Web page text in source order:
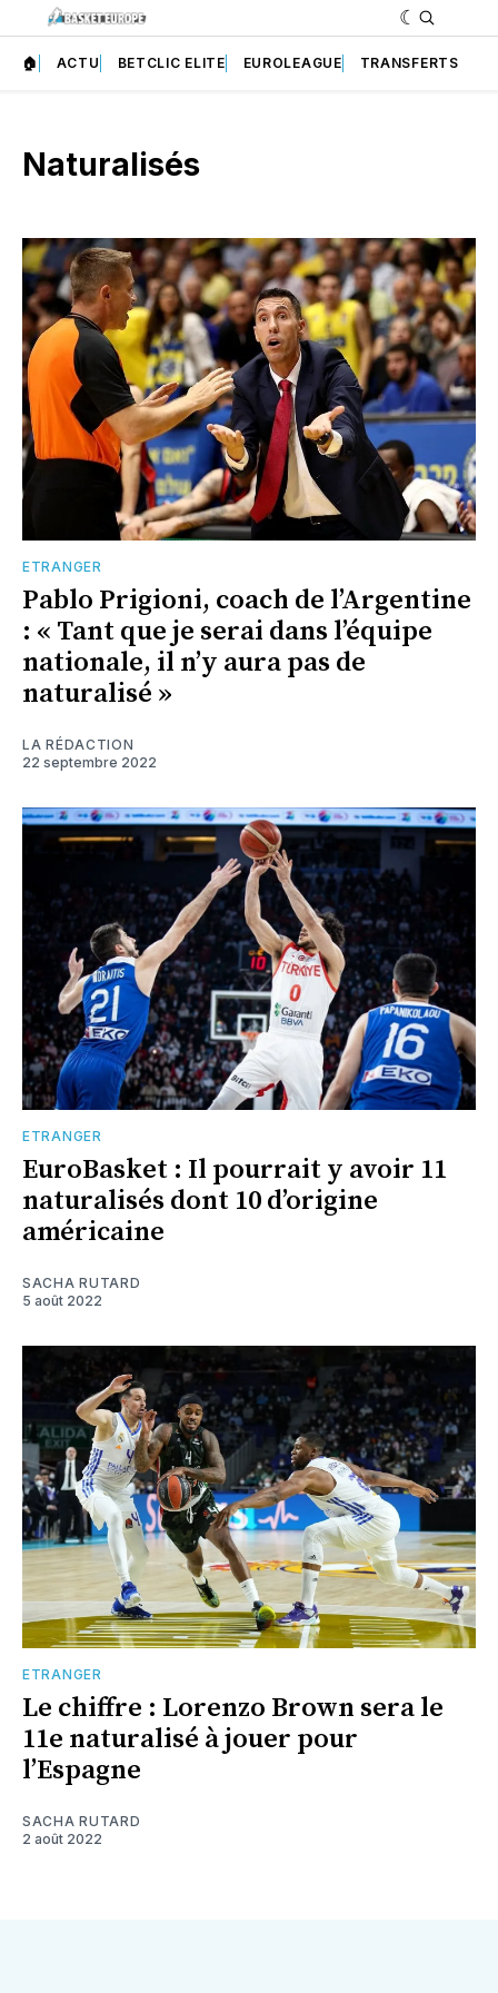
🏠 ACTU BETCLIC ELITE EUROLEAGUE TRANSFERTS
Naturalisés
ETRANGER
Pablo Prigioni, coach de l’Argentine
: « Tant que je serai dans l’équipe
nationale, il n’y aura pas de
naturalisé »
LA RÉDACTION
22 septembre 2022
ETRANGER
EuroBasket : Il pourrait y avoir 11
naturalisés dont 10 d’origine
américaine
SACHA RUTARD
5 août 2022
ETRANGER
Le chiffre : Lorenzo Brown sera le
11e naturalisé à jouer pour
l’Espagne
SACHA RUTARD
2 août 2022